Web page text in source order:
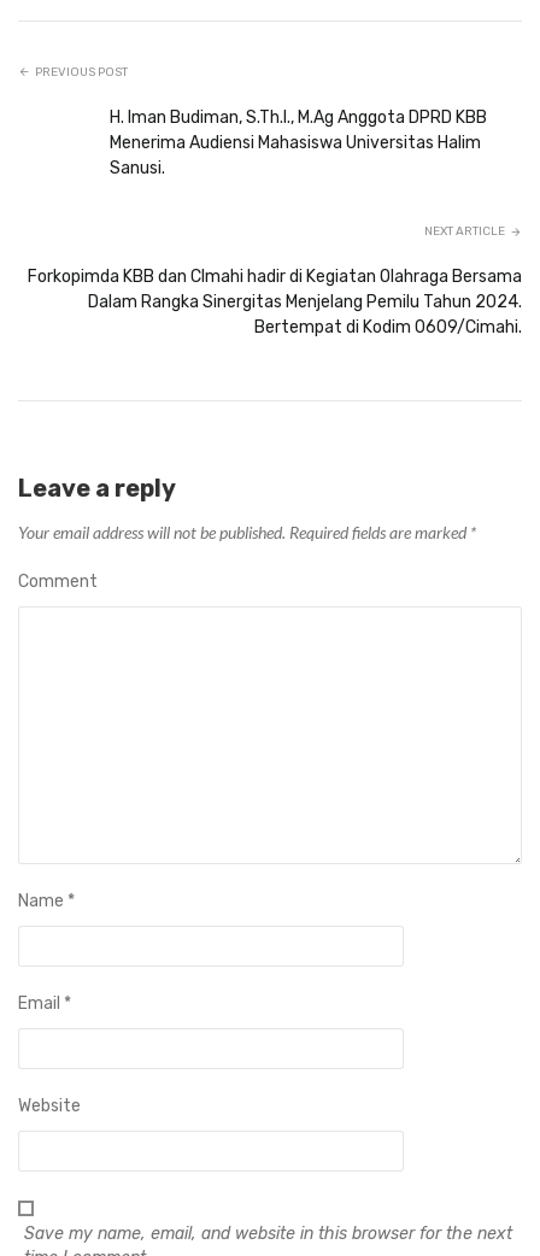
PREVIOUS POST
H. Iman Budiman, S.Th.I., M.Ag Anggota DPRD KBB
Menerima Audiensi Mahasiswa Universitas Halim
Sanusi.
NEXT ARTICLE
Forkopimda KBB dan CImahi hadir di Kegiatan Olahraga Bersama
Dalam Rangka Sinergitas Menjelang Pemilu Tahun 2024.
Bertempat di Kodim 0609/Cimahi.
Leave a reply
Your email address will not be published. Required fields are marked *
Comment
Name *
Email *
Website
Save my name, email, and website in this browser for the next